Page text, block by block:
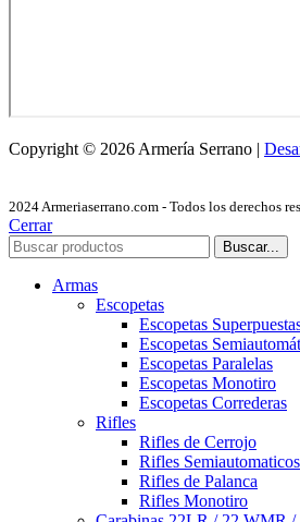
Copyright © 2026 Armería Serrano |
2024 Armeriaserrano.com - Todos los derechos
Cerrar
Buscar...
Armas
Escopetas
Escopetas
Escopetas
Escopetas Paralelas
Escopetas Monotiro
Escopetas Correderas
Rifles
Rifles de Cerrojo
Rifles Semiautomaticos
Rifles de Palanca
Rifles Monotiro